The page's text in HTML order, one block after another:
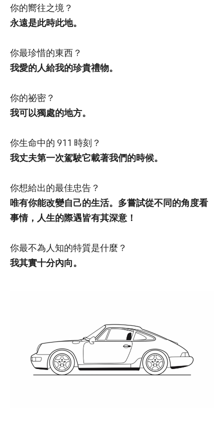
你的嚮往之境？
永遠是此時此地。
你最珍惜的東西？
我愛的人給我的珍貴禮物。
你的祕密？
我可以獨處的地方。
你生命中的 911 時刻？
我丈夫第一次駕駛它載著我們的時候。
你想給出的最佳忠告？
唯有你能改變自己的生活。多嘗試從不同的角度看
事情，人生的際遇皆有其深意！
你最不為人知的特質是什麼？
我其實十分內向。